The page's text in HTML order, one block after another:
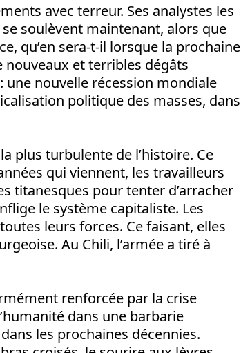
avec terreur. Ses analystes les
soulèvent maintenant, alors que
qu’en sera-t-il lorsque la prochaine
et terribles dégâts
une nouvelle récession mondiale
politique des masses, dans
plus turbulente de l’histoire. Ce
qui viennent, les travailleurs
titanesques pour tenter d’arracher
le système capitaliste. Les
leurs forces. Ce faisant, elles
Au Chili, l’armée a tiré à
renforcée par la crise
dans une barbarie
les prochaines décennies.